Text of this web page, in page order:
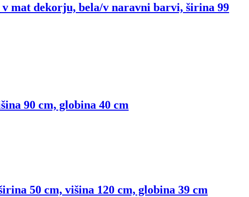
mat dekorju, bela/v naravni barvi, širina 99
90 cm, globina 40 cm
50 cm, višina 120 cm, globina 39 cm